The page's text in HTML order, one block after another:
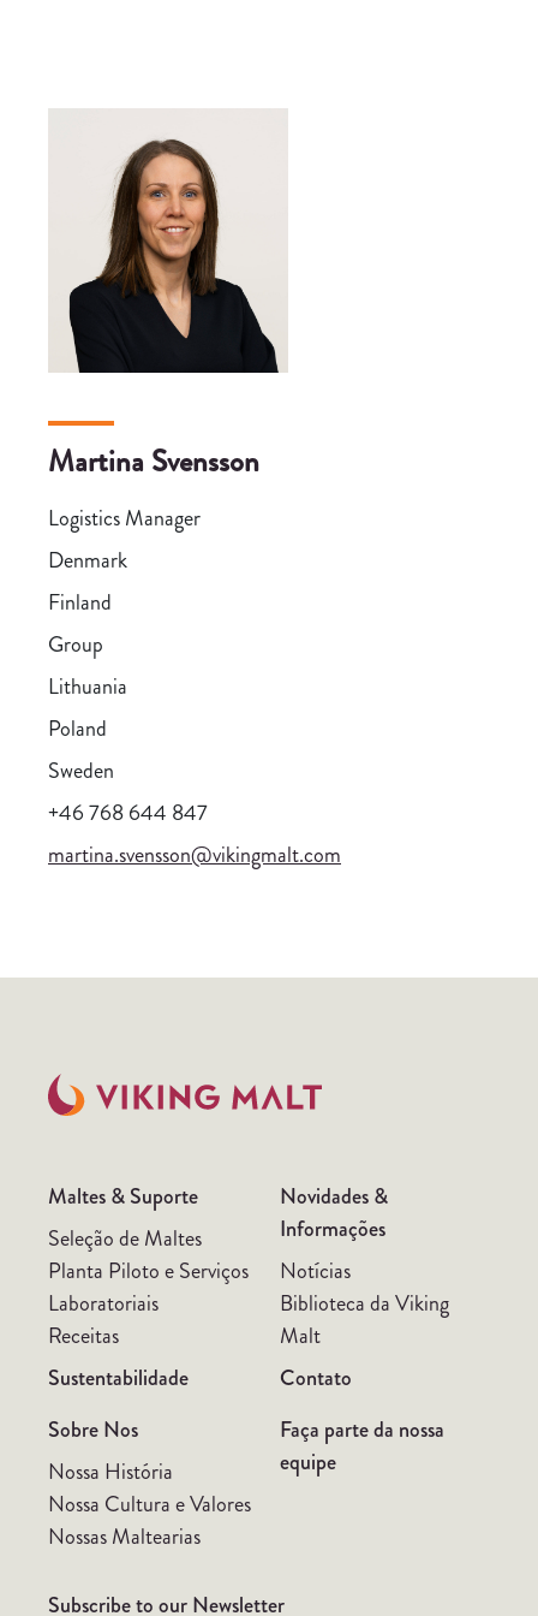
Martina Svensson
Logistics Manager
Denmark
Finland
Group
Lithuania
Poland
Sweden
+46 768 644 847
martina.svensson@vikingmalt.com
Maltes & Suporte
Seleção de Maltes
Planta Piloto e Serviços
Laboratoriais
Receitas
Sustentabilidade
Sobre Nos
Nossa História
Nossa Cultura e Valores
Nossas Maltearias
Novidades &
Informações
Notícias
Biblioteca da Viking
Malt
Contato
Faça parte da nossa
equipe
Subscribe to our Newsletter